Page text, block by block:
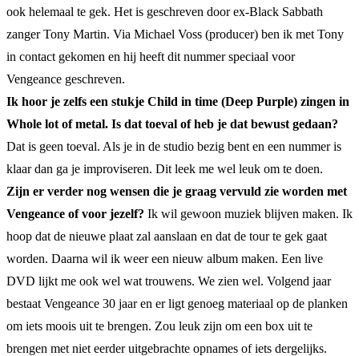
ook helemaal te gek. Het is geschreven door ex-Black Sabbath
zanger Tony Martin. Via Michael Voss (producer) ben ik met Tony
in contact gekomen en hij heeft dit nummer speciaal voor
Vengeance geschreven.
Ik hoor je zelfs een stukje Child in time (Deep Purple) zingen in
Whole lot of metal. Is dat toeval of heb je dat bewust gedaan?
Dat is geen toeval. Als je in de studio bezig bent en een nummer is
klaar dan ga je improviseren. Dit leek me wel leuk om te doen.
Zijn er verder nog wensen die je graag vervuld zie worden met
Vengeance of voor jezelf? Ik wil gewoon muziek blijven maken. Ik
hoop dat de nieuwe plaat zal aanslaan en dat de tour te gek gaat
worden. Daarna wil ik weer een nieuw album maken. Een live
DVD lijkt me ook wel wat trouwens. We zien wel. Volgend jaar
bestaat Vengeance 30 jaar en er ligt genoeg materiaal op de planken
om iets moois uit te brengen. Zou leuk zijn om een box uit te
brengen met niet eerder uitgebrachte opnames of iets dergelijks.